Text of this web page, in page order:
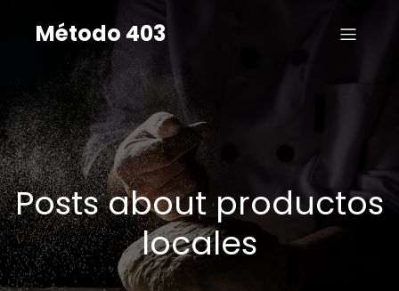
Método 403
Posts about productos
locales